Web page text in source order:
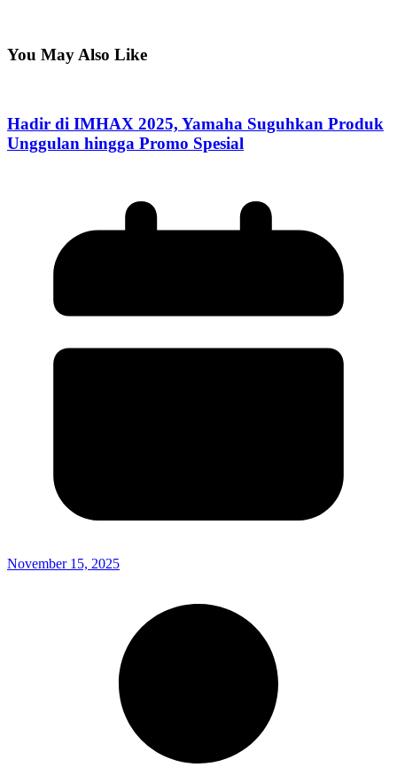
You May Also Like
Hadir di IMHAX 2025, Yamaha Suguhkan Produk
Unggulan hingga Promo Spesial
November 15, 2025